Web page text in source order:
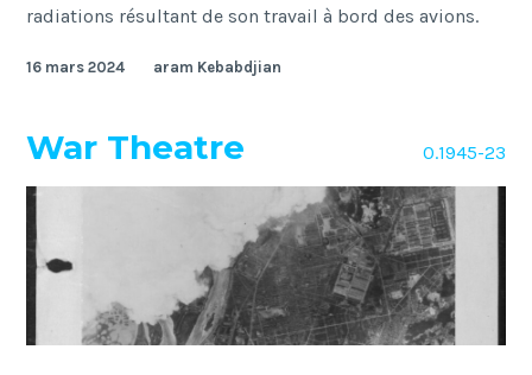
radiations résultant de son travail à bord des avions.
16 mars 2024 aram Kebabdjian
War Theatre 0.1945-23